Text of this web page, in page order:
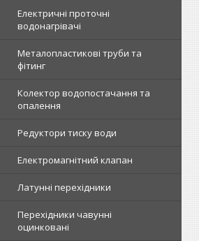
Електричні проточні
водонагрівачі
Металопластикові труби та
фітинг
Колектор водопостачання та
опалення
Редуктори тиску води
Електромагнітний клапан
Латунні перехідники
Перехідники чавунні
оцинковані